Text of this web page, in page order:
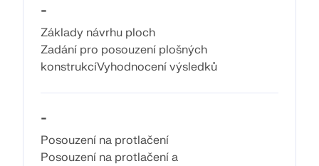
-
Základy návrhu ploch
Zadání pro posouzení plošných
konstrukcíVyhodnocení výsledků
-
Posouzení na protlačení
Posouzení na protlačení a